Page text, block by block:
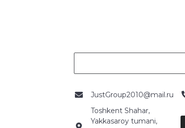
JustGroup2010@mail.ru
Toshkent Shahar,
Yakkasaroy tumani,